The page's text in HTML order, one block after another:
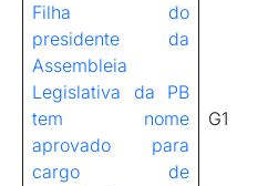
Filha do
presidente da
Assembleia
Legislativa da PB
tem nome
aprovado para
cargo de
G1